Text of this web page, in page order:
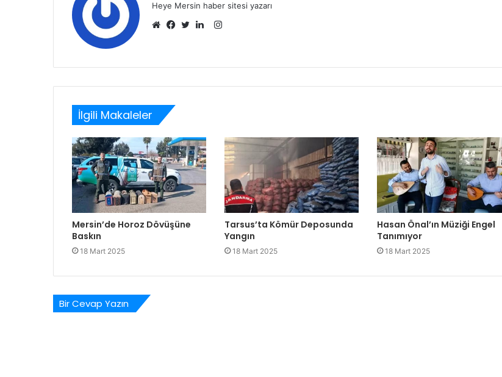
Heye Mersin haber sitesi yazarı
Instagram
İlgili Makaleler
Mersin’de Horoz Dövüşüne
Baskın
18 Mart 2025
Tarsus’ta Kömür Deposunda
Yangın
18 Mart 2025
Hasan Önal’ın Müziği Engel
Tanımıyor
18 Mart 2025
Bir Cevap Yazın